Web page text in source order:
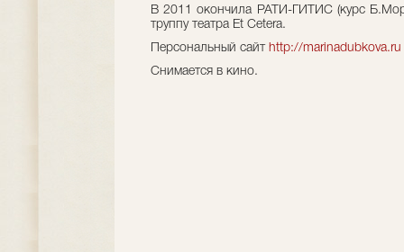
В 2011 окончила РАТИ-ГИТИС (курс
труппу театра Et Cetera.
Персональный сайт http://marinadubkova.ru
Снимается в кино.